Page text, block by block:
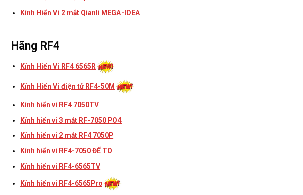
Kính Hiển Vi 2 mắt Qianli MEGA-IDEA
Hãng RF4
Kính Hiển Vi RF4 6565R
Kính Hiển Vi điện tử RF4-50M
Kính hiển vi RF4 7050TV
Kính hiển vi 3 mắt RF-7050 PO4
Kính hiển vi 2 mắt RF4 7050P
Kính hiển vi RF4-7050 ĐẾ TO
Kính hiển vi RF4-6565TV
Kính hiển vi RF4-6565Pro